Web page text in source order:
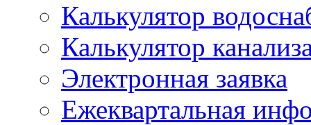
Калькулятор
Калькулятор
Электронная заявка
Ежеквартальная